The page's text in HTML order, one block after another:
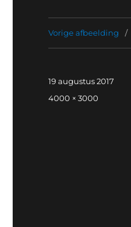
Vorige afbeelding
Geplaatst
op
19 augustus 2017
Volledige
4000 × 3000